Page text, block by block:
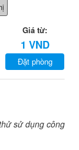
Giá từ:
1 VND
Đặt phòng
sử dụng công